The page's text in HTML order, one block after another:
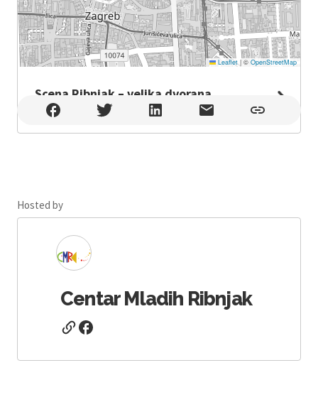
Leaflet |© OpenStreetMap
Scena Ribnjak – velika dvorana
Scena Ribnjak – velika dvorana , Zagreb
Hosted by
Centar Mladih Ribnjak